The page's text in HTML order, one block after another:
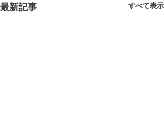
最新記事 すべて表示